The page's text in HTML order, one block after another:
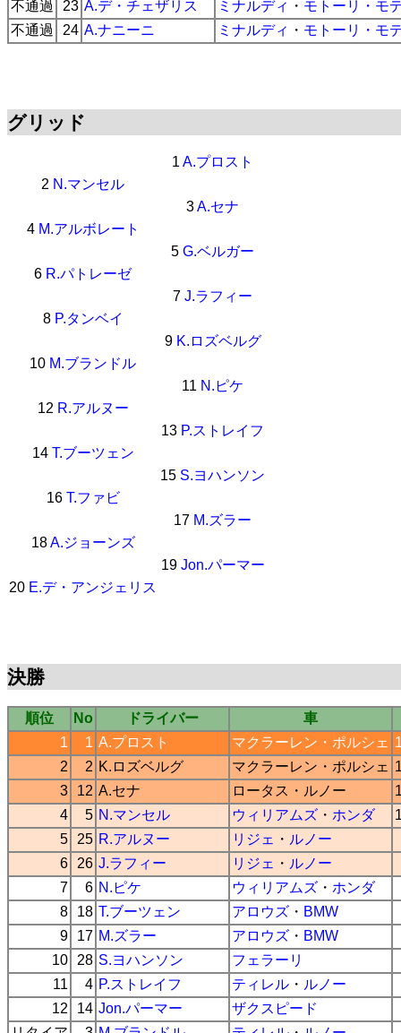
不通過
23 A.デ・チェザリス ミナルディ ・ モトーリ・モ
不通過
24 A.ナニーニ ミナルディ ・ モトーリ・モ
グリッド
1 A.プロスト
2 N.マンセル
3A.セナ
4 M.アルボレート
5 G.ベルガー
6 R.パトレーゼ
7 J.ラフィー
8 P.タンベイ
9 K.ロズベルグ
10 M.ブランドル
11 N.ピケ
12 R.アルヌー
13 P.ストレイフ
14 T.ブーツェン
15 S.ヨハンソン
16 T.ファビ
17 M.ズラー
18A.ジョーンズ
19 Jon.パーマー
20 E.デ・アンジェリス
決勝
順位 No ドライバー
車
1
1 A.プロスト マクラーレン ・ ポルシェ
2
2 K.ロズベルグ マクラーレン ・ ポルシェ
3
12 A.セナ ロータス ・ ルノー
4
5 N.マンセル ウィリアムズ ・ ホンダ
5
25 R.アルヌー リジェ ・ ルノー
6
26 J.ラフィー リジェ ・ ルノー
7
6 N.ピケ ウィリアムズ ・ ホンダ
8
18 T.ブーツェン アロウズ ・ BMW
9
17 M.ズラー アロウズ ・ BMW
10
28 S.ヨハンソン
フェラーリ
11
4 P.ストレイフ ティレル ・ ルノー
12
14 Jon.パーマー
ザクスピード